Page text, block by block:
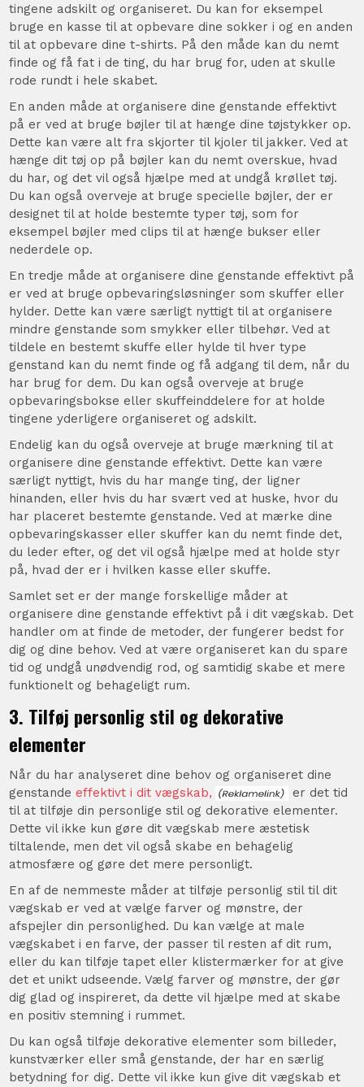
tingene adskilt og organiseret. Du kan for eksempel
bruge en kasse til at opbevare dine sokker i og en anden
til at opbevare dine t-shirts. På den måde kan du nemt
finde og få fat i de ting, du har brug for, uden at skulle
rode rundt i hele skabet.
En anden måde at organisere dine genstande effektivt
på er ved at bruge bøjler til at hænge dine tøjstykker op.
Dette kan være alt fra skjorter til kjoler til jakker. Ved at
hænge dit tøj op på bøjler kan du nemt overskue, hvad
du har, og det vil også hjælpe med at undgå krøllet tøj.
Du kan også overveje at bruge specielle bøjler, der er
designet til at holde bestemte typer tøj, som for
eksempel bøjler med clips til at hænge bukser eller
nederdele op.
En tredje måde at organisere dine genstande effektivt på
er ved at bruge opbevaringsløsninger som skuffer eller
hylder. Dette kan være særligt nyttigt til at organisere
mindre genstande som smykker eller tilbehør. Ved at
tildele en bestemt skuffe eller hylde til hver type
genstand kan du nemt finde og få adgang til dem, når du
har brug for dem. Du kan også overveje at bruge
opbevaringsbokse eller skuffeinddelere for at holde
tingene yderligere organiseret og adskilt.
Endelig kan du også overveje at bruge mærkning til at
organisere dine genstande effektivt. Dette kan være
særligt nyttigt, hvis du har mange ting, der ligner
hinanden, eller hvis du har svært ved at huske, hvor du
har placeret bestemte genstande. Ved at mærke dine
opbevaringskasser eller skuffer kan du nemt finde det,
du leder efter, og det vil også hjælpe med at holde styr
på, hvad der er i hvilken kasse eller skuffe.
Samlet set er der mange forskellige måder at
organisere dine genstande effektivt på i dit vægskab. Det
handler om at finde de metoder, der fungerer bedst for
dig og dine behov. Ved at være organiseret kan du spare
tid og undgå unødvendig rod, og samtidig skabe et mere
funktionelt og behageligt rum.
3. Tilføj personlig stil og dekorative
elementer
Når du har analyseret dine behov og organiseret dine
genstandeeffektivt i dit vægskab,
er det tid
til at tilføje din personlige stil og dekorative elementer.
Dette vil ikke kun gøre dit vægskab mere æstetisk
tiltalende, men det vil også skabe en behagelig
atmosfære og gøre det mere personligt.
En af de nemmeste måder at tilføje personlig stil til dit
vægskab er ved at vælge farver og mønstre, der
afspejler din personlighed. Du kan vælge at male
vægskabet i en farve, der passer til resten af dit rum,
eller du kan tilføje tapet eller klistermærker for at give
det et unikt udseende. Vælg farver og mønstre, der gør
dig glad og inspireret, da dette vil hjælpe med at skabe
en positiv stemning i rummet.
Du kan også tilføje dekorative elementer som billeder,
kunstværker eller små genstande, der har en særlig
betydning for dig. Dette vil ikke kun give dit vægskab et